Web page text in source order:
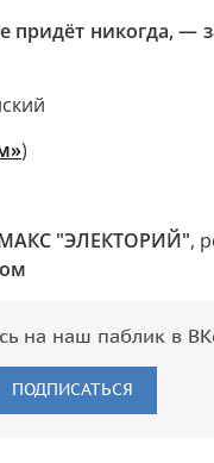
придёт никогда, —
)
"ЭЛЕКТОРИЙ",
на наш паблик в
ПОДПИСАТЬСЯ